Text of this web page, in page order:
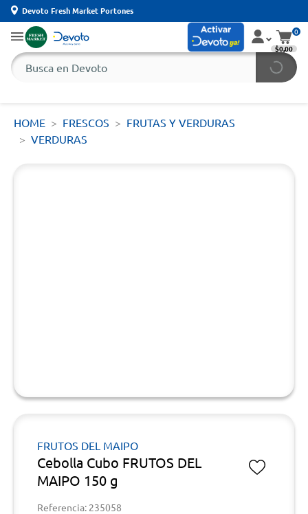
Devoto Fresh Market Portones
0
$0,00
HOME FRESCOS
FRUTAS Y VERDURAS
VERDURAS
FRUTOS DEL MAIPO
Cebolla Cubo FRUTOS DEL
MAIPO 150 g
Referencia: 235058